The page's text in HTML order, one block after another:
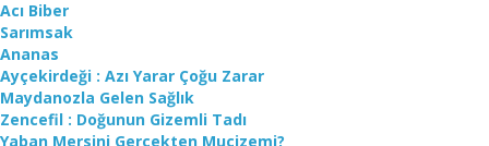
Acı Biber
Sarımsak
Ananas
Ayçekirdeği : Azı Yarar Çoğu Zarar
Maydanozla Gelen Sağlık
Zencefil : Doğunun Gizemli Tadı
Yaban Mersini Gerçekten Mucizemi?